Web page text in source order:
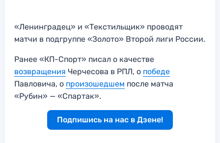
«Ленинградец» и «Текстильщик» проводят
матчи в подгруппе «Золото» Второй лиги России.
Ранее «КП-Спорт» писал о качестве
возвращения Черчесова в РПЛ, о победе
Павловича, о произошедшем после матча
«Рубин» — «Спартак».
Подпишись на нас в Дзене!